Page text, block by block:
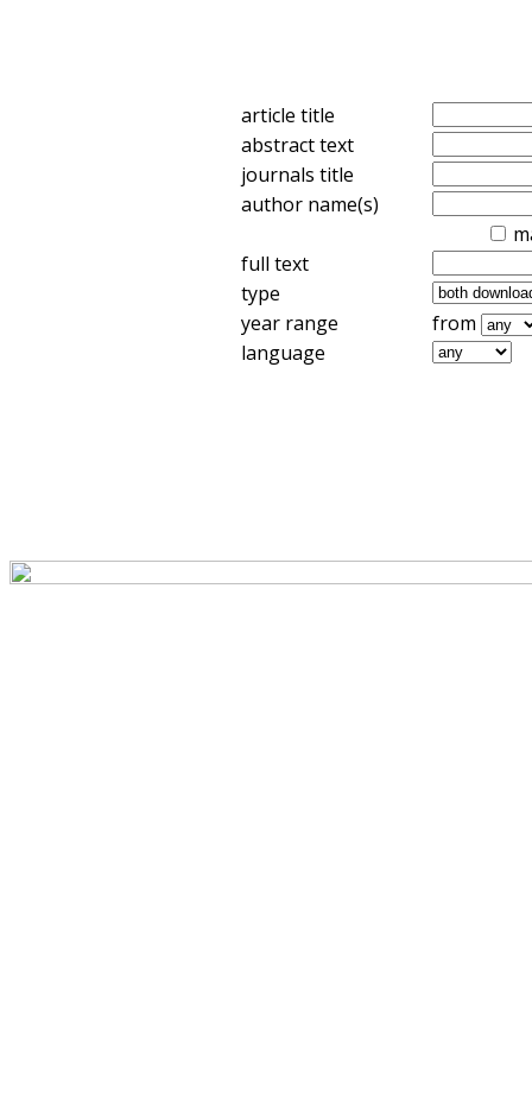
article title
abstract text
journals title
author name(s)
full text
type
year range
from
language